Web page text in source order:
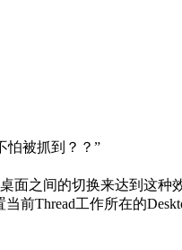
怕被抓到？？”
面之间的切换来达到这种
前Thread工作所在的